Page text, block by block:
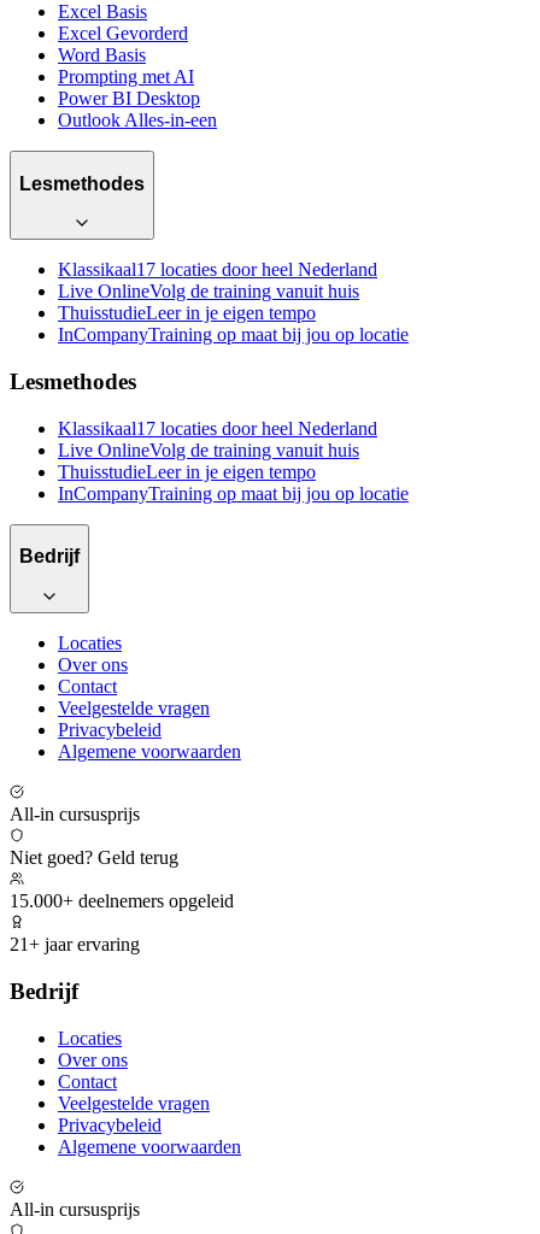
Excel Basis
Excel Gevorderd
Word Basis
Prompting met AI
Power BI Desktop
Outlook Alles-in-een
Lesmethodes
Klassikaal17 locaties door heel Nederland
Live OnlineVolg de training vanuit huis
ThuisstudieLeer in je eigen tempo
InCompanyTraining op maat bij jou op locatie
Lesmethodes
Klassikaal17 locaties door heel Nederland
Live OnlineVolg de training vanuit huis
ThuisstudieLeer in je eigen tempo
InCompanyTraining op maat bij jou op locatie
Bedrijf
Locaties
Over ons
Contact
Veelgestelde vragen
Privacybeleid
Algemene voorwaarden
All-in cursusprijs
Niet goed? Geld terug
15.000+ deelnemers opgeleid
21+ jaar ervaring
Bedrijf
Locaties
Over ons
Contact
Veelgestelde vragen
Privacybeleid
Algemene voorwaarden
All-in cursusprijs